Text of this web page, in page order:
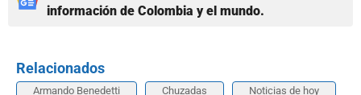
información de Colombia y el mundo.
Relacionados
Armando Benedetti Chuzadas Noticias de hoy